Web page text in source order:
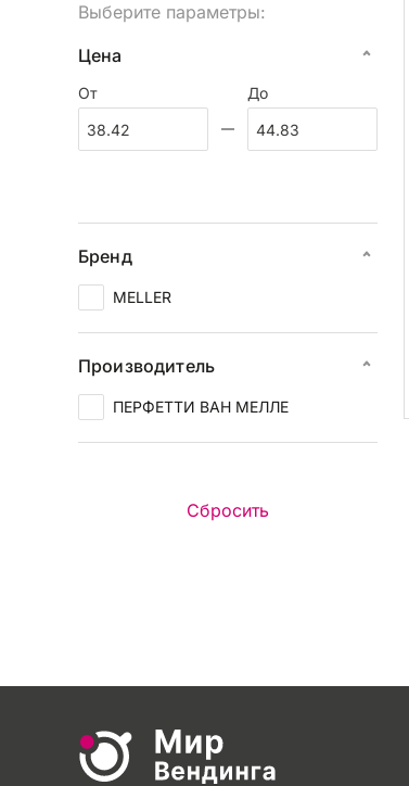
Выберите параметры:
Цена
От До
Бренд
MELLER
Производитель
ПЕРФЕТТИ ВАН МЕЛЛЕ